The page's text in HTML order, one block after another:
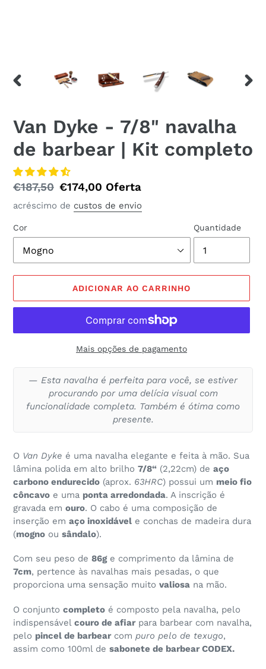
Van Dyke - 7/8" navalha
de barbear | Kit completo
Preço
normal
€187,50 Preço
especial
€174,00 Oferta
acréscimo de custos de envio
Cor Quantidade
ADICIONAR AO CARRINHO
Mais opções de pagamento
Esta navalha é perfeita para você, se estiver
procurando por uma delícia visual com
funcionalidade completa. Também é ótima como
presente.
O Van Dyke é uma navalha elegante e feita à mão. Sua
lâmina polida em alto brilho 7/8“ (2,22cm) de aço
carbono endurecido (aprox. 63HRC) possui um meio fio
côncavo e uma ponta arredondada. A inscrição é
gravada em ouro. O cabo é uma composição de
inserção em aço inoxidável e conchas de madeira dura
(mogno ou sândalo).
Com seu peso de 86ge comprimento da lâmina de
7cm, pertence às navalhas mais pesadas, o que
proporciona uma sensação muito valiosa na mão.
O conjunto completo é composto pela navalha, pelo
indispensável couro de afiarpara barbear com navalha,
pelo pincel de barbearcom puro pelo de texugo,
assim como 100ml de sabonete de barbear CODEX.